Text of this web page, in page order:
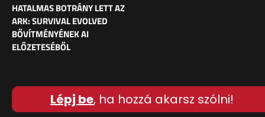
HATALMAS BOTRÁNY LETT AZ
ARK: SURVIVAL EVOLVED
BŐVÍTMÉNYÉNEK AI
ELŐZETESÉBŐL
Lépj be, ha hozzá akarsz szólni!